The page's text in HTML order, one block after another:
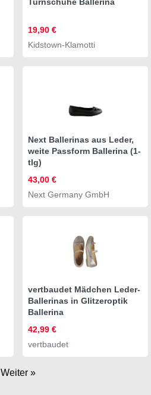
19,90 €
Kidstown-Klamotti
Next Ballerinas aus Leder,
weite Passform Ballerina (1-
tlg)
43,00 €
Next Germany GmbH
vertbaudet Mädchen Leder-
Ballerinas in Glitzeroptik
Ballerina
42,99 €
vertbaudet
Weiter »